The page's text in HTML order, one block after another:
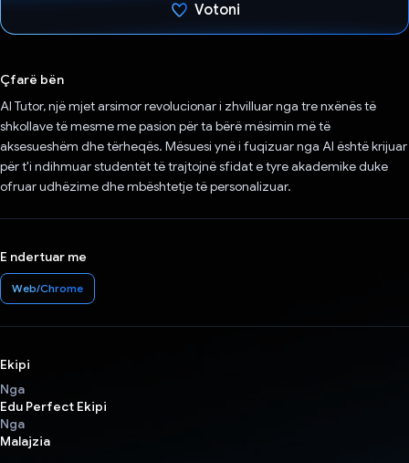
Votoni
Çfarë bën
AI Tutor, një mjet arsimor revolucionar i zhvilluar nga tre nxënës të
shkollave të mesme me pasion për ta bërë mësimin më të
aksesueshëm dhe tërheqës. Mësuesi ynë i fuqizuar nga AI është krijuar
për t'i ndihmuar studentët të trajtojnë sfidat e tyre akademike duke
ofruar udhëzime dhe mbështetje të personalizuar.
E ndertuar me
Web/Chrome
Ekipi
Nga
Edu Perfect Ekipi
Nga
Malajzia